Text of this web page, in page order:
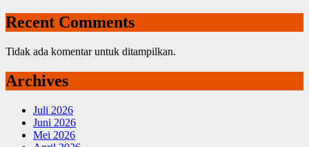
Recent Comments
Tidak ada komentar untuk ditampilkan.
Archives
Juli 2026
Juni 2026
Mei 2026